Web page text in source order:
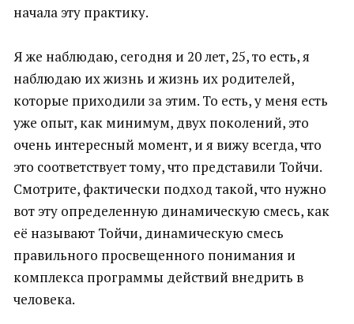
начала эту практику.
Я же наблюдаю, сегодня и 20 лет, 25, то есть, я
наблюдаю их жизнь и жизнь их родителей,
которые приходили за этим. То есть, у меня есть
уже опыт, как минимум, двух поколений, это
очень интересный момент, и я вижу всегда, что
это соответствует тому, что представили Тойчи.
Смотрите, фактически подход такой, что нужно
вот эту определенную динамическую смесь, как
её называют Тойчи, динамическую смесь
правильного просвещенного понимания и
комплекса программы действий внедрить в
человека.